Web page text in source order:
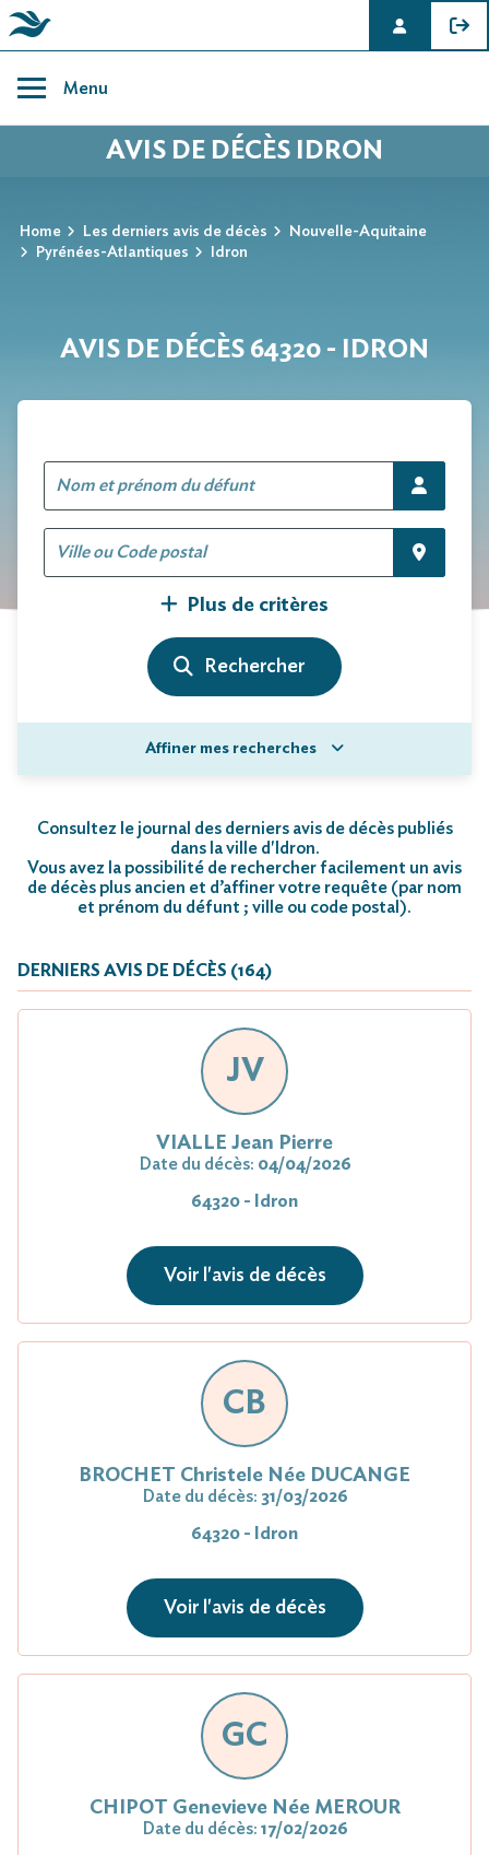
content
Menu
AVIS DE DÉCÈS IDRON
Home Les derniers avis de décès
Nouvelle-Aquitaine
Pyrénées-Atlantiques
Idron
AVIS DE DÉCÈS 64320 - IDRON
Plus de critères
Affiner mes recherches
Consultez le journal des derniers avis de décès publiés
dans la ville d'Idron.
Vous avez la possibilité de rechercher facilement un avis
de décès plus ancien et d’affiner votre requête (par nom
et prénom du défunt ; ville ou code postal).
DERNIERS AVIS DE DÉCÈS (164)
JV
VIALLE Jean Pierre
Date du décès: 04/04/2026
64320 - Idron
Voir l'avis de décès
CB
BROCHET Christele Née DUCANGE
Date du décès: 31/03/2026
64320 - Idron
Voir l'avis de décès
GC
CHIPOT Genevieve Née MEROUR
Date du décès: 17/02/2026